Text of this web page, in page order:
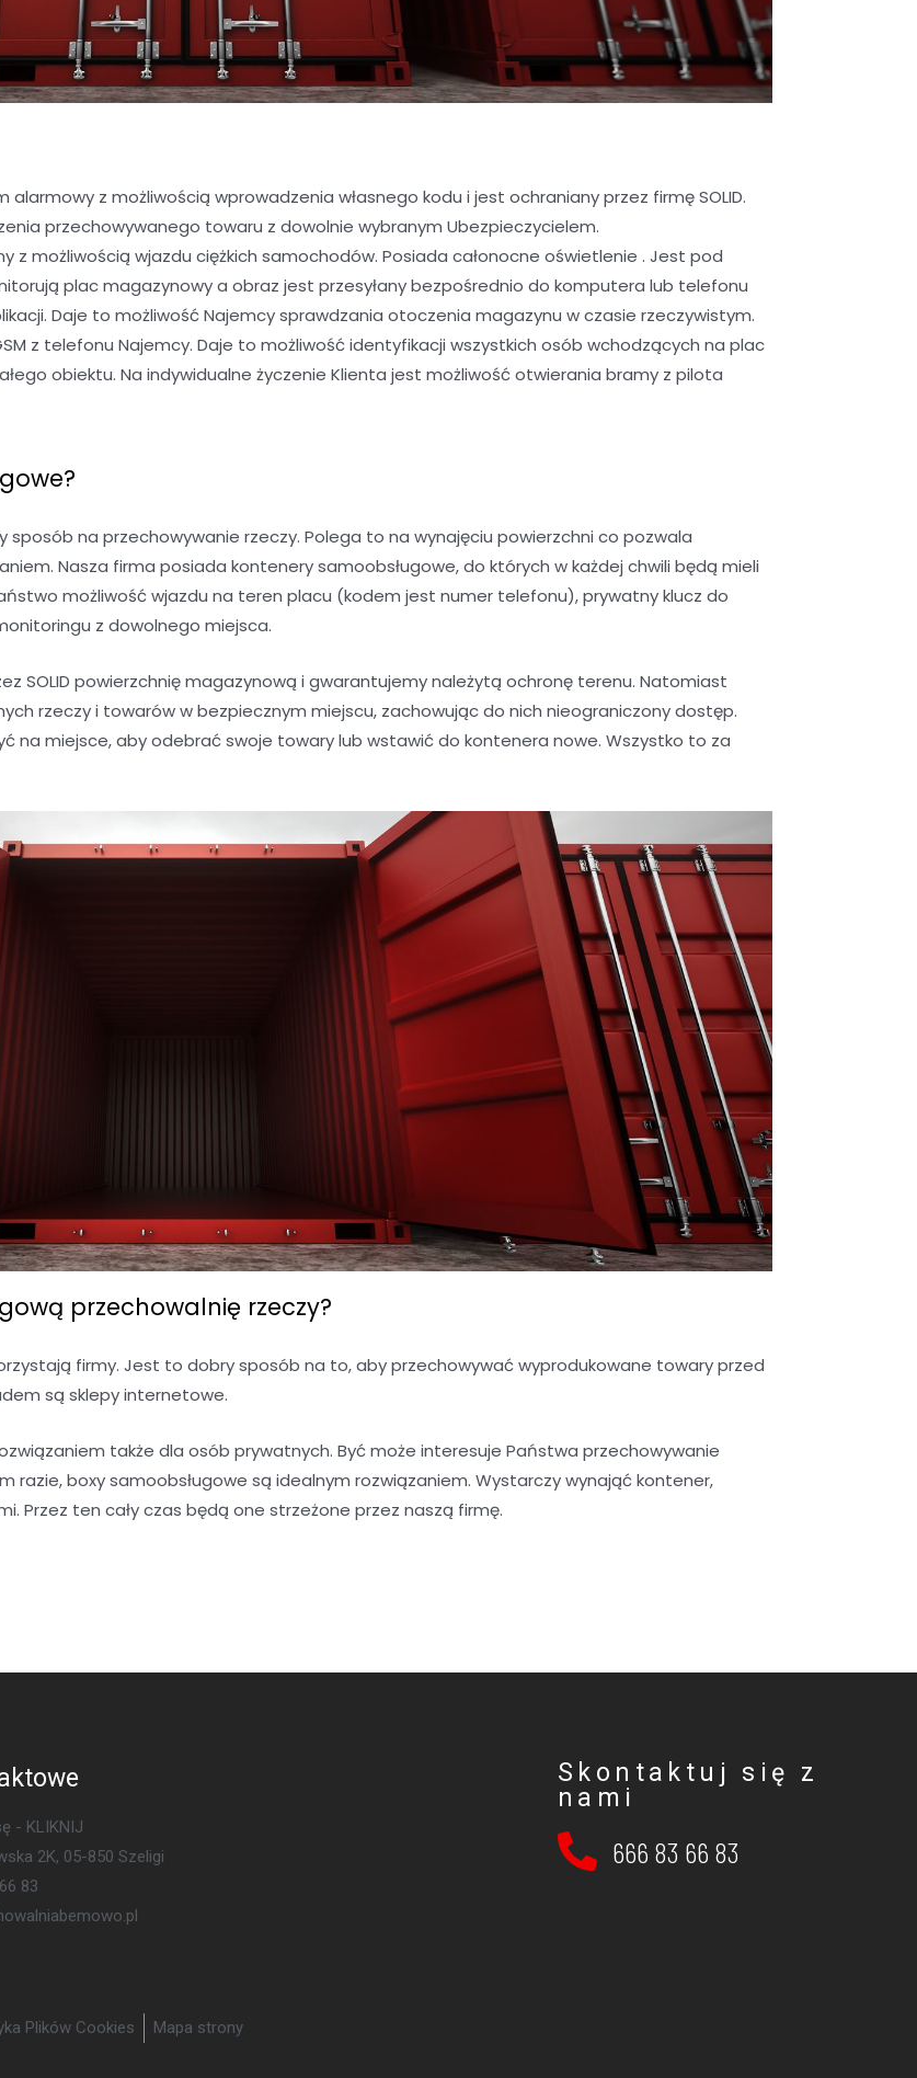
z możliwością wprowadzenia własnego kodu i jest ochraniany przez firmę SOLID.
przechowywanego towaru z dowolnie wybranym Ubezpieczycielem.
z możliwością wjazdu ciężkich samochodów. Posiada całonocne oświetlenie . Jest pod
plac magazynowy a obraz jest przesyłany bezpośrednio do komputera lub telefonu
Daje to możliwość Najemcy sprawdzania otoczenia magazynu w czasie rzeczywistym.
z telefonu Najemcy. Daje to możliwość identyfikacji wszystkich osób wchodzących na plac
obiektu. Na indywidualne życzenie Klienta jest możliwość otwierania bramy z pilota
na przechowywanie rzeczy. Polega to na wynajęciu powierzchni co pozwala
Nasza firma posiada kontenery samoobsługowe, do których w każdej chwili będą mieli
możliwość wjazdu na teren placu (kodem jest numer telefonu), prywatny klucz do
z dowolnego miejsca.
SOLID powierzchnię magazynową i gwarantujemy należytą ochronę terenu. Natomiast
rzeczy i towarów w bezpiecznym miejscu, zachowując do nich nieograniczony dostęp.
na miejsce, aby odebrać swoje towary lub wstawić do kontenera nowe. Wszystko to za
przechowalnię rzeczy?
firmy. Jest to dobry sposób na to, aby przechowywać wyprodukowane towary przed
są sklepy internetowe.
także dla osób prywatnych. Być może interesuje Państwa przechowywanie
razie, boxy samoobsługowe są idealnym rozwiązaniem. Wystarczy wynająć kontener,
Przez ten cały czas będą one strzeżone przez naszą firmę.
- KLIKNIJ
2K, 05-850 Szeligi
83
Plików Cookies Mapa strony
Skontaktuj się z
nami
666 83 66 83